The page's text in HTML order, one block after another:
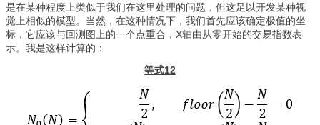
是在某种程度上类似于我们在这里处理的问题，但这足以开发某种视
觉上相似的模型。当然，在这种情况下，我们首先应该确定极值的坐
标，它应该与回测图上的一个点重合，X轴由从零开始的交易指数表
示。我是这样计算的：
等式12